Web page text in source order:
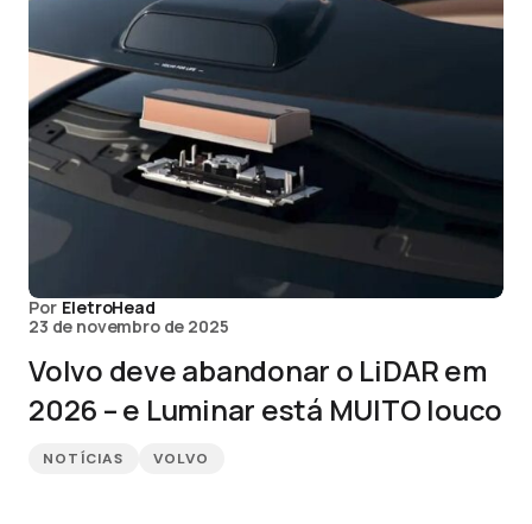
Por EletroHead
23 de novembro de 2025
Volvo deve abandonar o LiDAR em
2026 – e Luminar está MUITO louco
NOTÍCIAS VOLVO